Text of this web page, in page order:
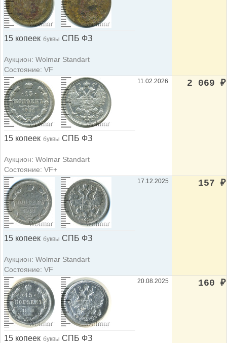
15 копеек буквы СПБ ФЗ
Аукцион: Wolmar Standart
Состояние: VF
15 копеек буквы СПБ ФЗ
Аукцион: Wolmar Standart
Состояние: VF+
11.02.2026 2 069 ₽
15 копеек буквы СПБ ФЗ
Аукцион: Wolmar Standart
Состояние: VF
17.12.2025 157 ₽
15 копеек буквы СПБ ФЗ
20.08.2025 160 ₽